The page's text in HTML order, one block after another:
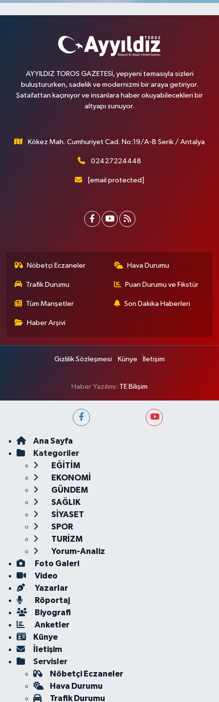
AYYILDIZ TOROS GAZETESİ, yepyeni temasıyla sizleri
buluştururken, sadelik ve modernizmi bir araya getiriyor.
Şatafattan kaçınıyor ve insanlara haber okuyabilecekleri bir
altyapı sunuyor.
Kökez Mah. Cumhuriyet Cad. No:19/A-B Serik / Antalya
02427224448
[email protected]
Nöbetçi Eczaneler Hava Durumu
Trafik Durumu Puan Durumu ve Fikstür
Tüm Manşetler Son Dakika Haberleri
Haber Arşivi
Gizlilik Sözleşmesi Künye İletişim
Haber Yazılımı: TE Bilişim
Ana Sayfa
Kategoriler
EĞİTİM
EKONOMİ
GÜNDEM
SAĞLIK
SİYASET
SPOR
TURİZM
Yorum-Analiz
Foto Galeri
Video
Yazarlar
Röportaj
Biyografi
Anketler
Künye
İletişim
Servisler
Nöbetçi Eczaneler
Hava Durumu
Trafik Durumu